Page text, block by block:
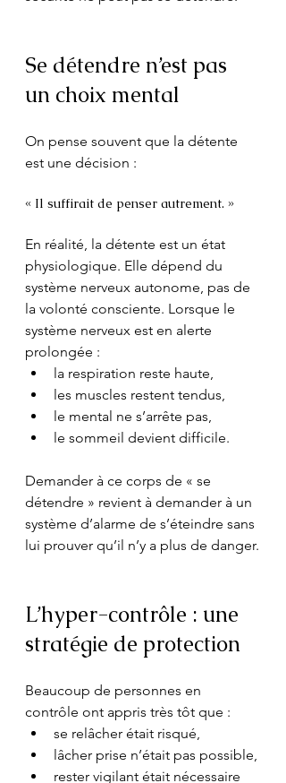
Se détendre n’est pas
un choix mental
On pense souvent que la détente
est une décision :
« Il suffirait de penser autrement. »
En réalité, la détente est un état
physiologique. Elle dépend du
système nerveux autonome, pas de
la volonté consciente. Lorsque le
système nerveux est en alerte
prolongée :
la respiration reste haute,
les muscles restent tendus,
le mental ne s’arrête pas,
le sommeil devient difficile.
Demander à ce corps de « se
détendre » revient à demander à un
système d’alarme de s’éteindre sans
lui prouver qu’il n’y a plus de danger.
L’hyper-contrôle : une
stratégie de protection
Beaucoup de personnes en
contrôle ont appris très tôt que :
se relâcher était risqué,
lâcher prise n’était pas possible,
rester vigilant était nécessaire